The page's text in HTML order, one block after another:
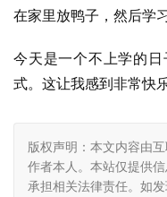
在家里放鸭子，然后学
今天是一个不上学的
式。这让我感到非常快
版权声明：本文内容由
作者本人。本站仅提供
承担相关法律责任。如